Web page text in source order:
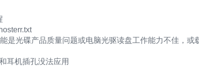
是光碟产品质量问题或电脑光驱读盘工作能力不佳，或
耳机插孔没法应用